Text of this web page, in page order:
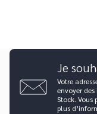
Je
Votre
envoyer
Stock.
plus